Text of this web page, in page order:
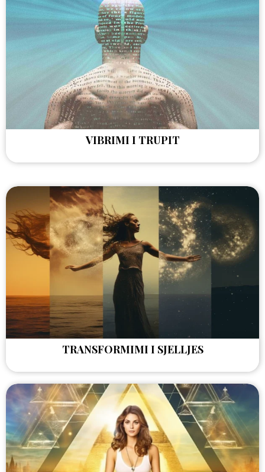
VIBRIMI I TRUPIT
TRANSFORMIMI I SJELLJES